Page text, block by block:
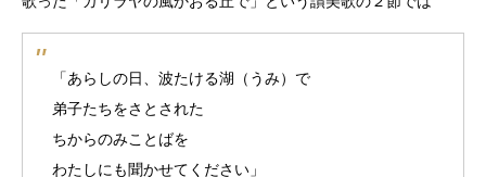
「あらしの日、波たける湖（うみ）で
弟子たちをさとされた
ちからのみことばを
わたしにも聞かせてください」